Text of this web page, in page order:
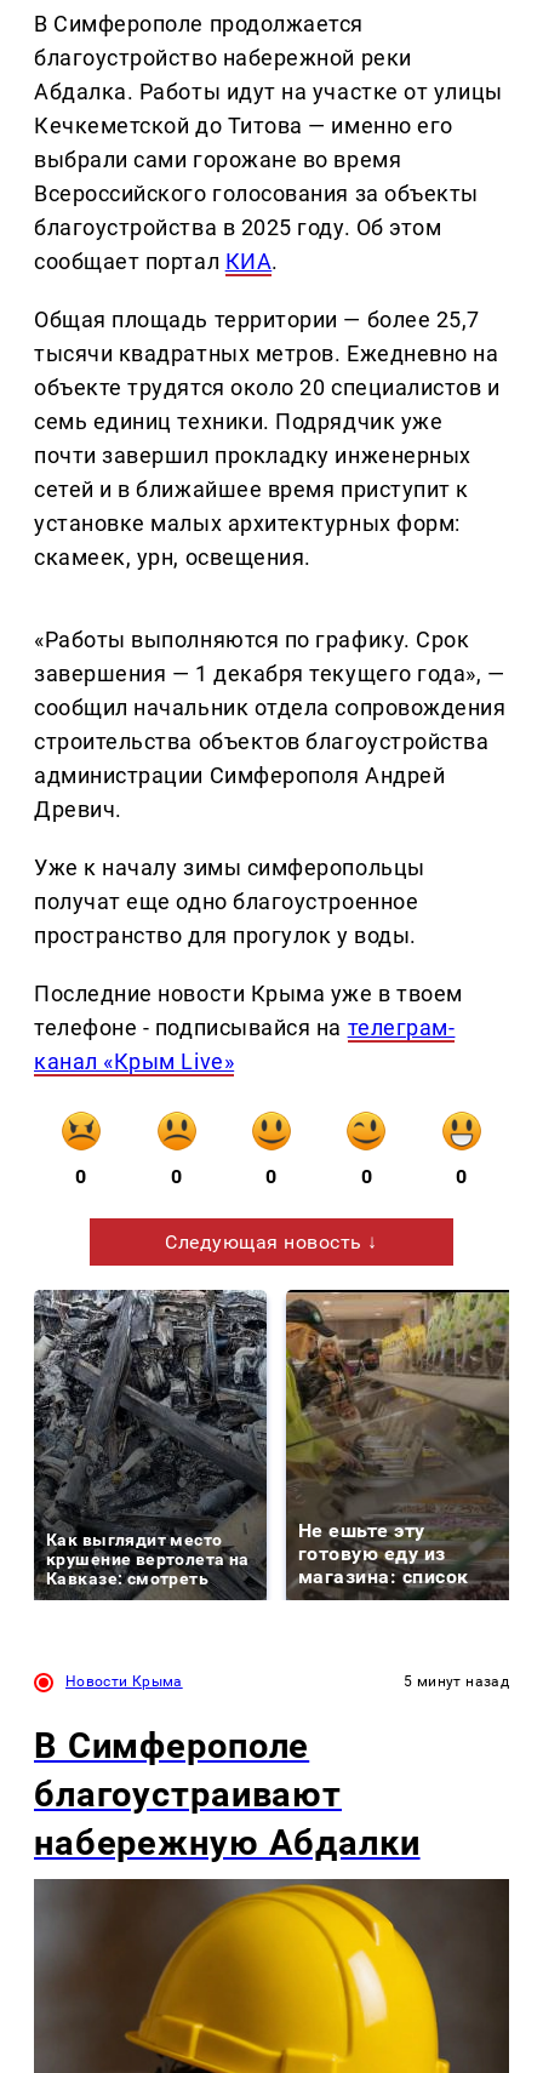
В Симферополе продолжается
благоустройство набережной реки
Абдалка. Работы идут на участке от улицы
Кечкеметской до Титова — именно его
выбрали сами горожане во время
Всероссийского голосования за объекты
благоустройства в 2025 году. Об этом
сообщает портал КИА.
Общая площадь территории — более 25,7
тысячи квадратных метров. Ежедневно на
объекте трудятся около 20 специалистов и
семь единиц техники. Подрядчик уже
почти завершил прокладку инженерных
сетей и в ближайшее время приступит к
установке малых архитектурных форм:
скамеек, урн, освещения.
«Работы выполняются по графику. Срок
завершения — 1 декабря текущего года», —
сообщил начальник отдела сопровождения
строительства объектов благоустройства
администрации Симферополя Андрей
Древич.
Уже к началу зимы симферопольцы
получат еще одно благоустроенное
пространство для прогулок у воды.
Последние новости Крыма уже в твоем
телефоне - подписывайся на телеграм-
канал «Крым Live»
0 0 0 0 0
Следующая новость ↓
Как выглядит место
крушение вертолета на
Кавказе: смотреть
Не ешьте эту
готовую еду из
магазина: список
Новости Крыма 5 минут назад
В Симферополе
благоустраивают
набережную Абдалки